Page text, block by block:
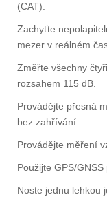
(CAT).
Zachyťte
mezer v reálném
Změřte všechny
rozsahem 115 dB.
Provádějte přesná
bez zahřívání.
Provádějte měření
Použijte GPS/
Noste jednu lehkou